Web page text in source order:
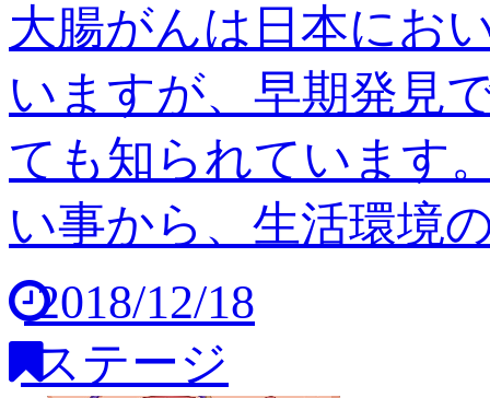
大腸がんは日本にお
いますが、早期発見
ても知られています
い事から、生活環境
2018/12/18
ステージ